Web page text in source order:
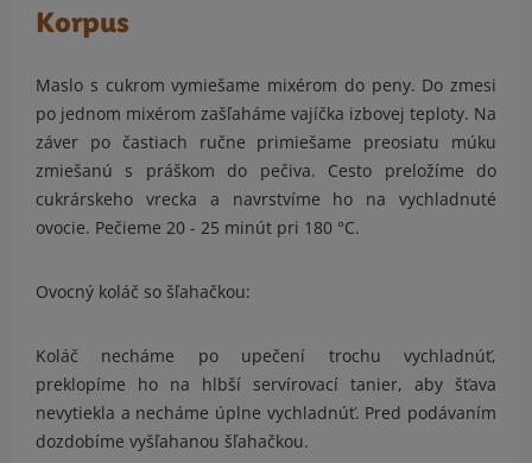
Korpus
Maslo s cukrom vymiešame mixérom do peny. Do zmesi
po jednom mixérom zašľaháme vajíčka izbovej teploty. Na
záver po častiach ručne primiešame preosiatu múku
zmiešanú s práškom do pečiva. Cesto preložíme do
cukrárskeho vrecka a navrstvíme ho na vychladnuté
ovocie. Pečieme 20 - 25 minút pri 180 °C.
Ovocný koláč so šľahačkou:
Koláč necháme po upečení trochu vychladnúť,
preklopíme ho na hlbší servírovací tanier, aby šťava
nevytiekla a necháme úplne vychladnúť. Pred podávaním
dozdobíme vyšľahanou šľahačkou.